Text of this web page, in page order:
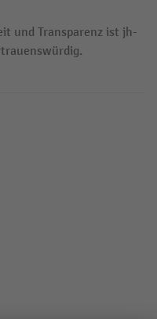
und Transparenz ist jh-